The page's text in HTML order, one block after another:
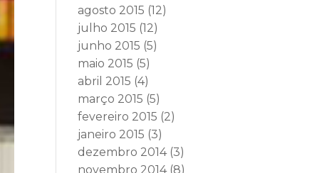
agosto 2015 (12)
julho 2015 (12)
junho 2015 (5)
maio 2015 (5)
abril 2015 (4)
março 2015 (5)
fevereiro 2015 (2)
janeiro 2015 (3)
dezembro 2014(3)
novembro 2014(8)